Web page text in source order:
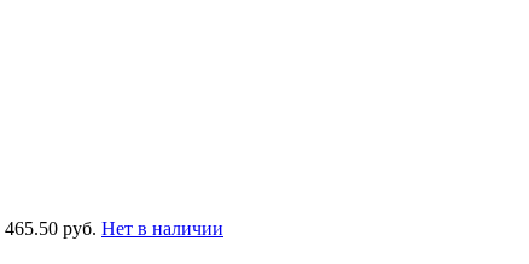
465.50 руб. Нет в наличии